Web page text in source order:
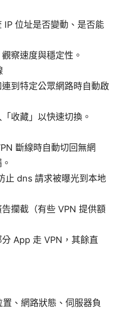
IP 位址是否變動、是否能
察速度與穩定性。
到特定公眾網路時自動啟
收藏」以快速切換。
斷線時自動切回無網
止 dns 請求被曝光到本地
攔截（有些 VPN 提供額
App 走 VPN，其餘直
、網路狀態、伺服器負